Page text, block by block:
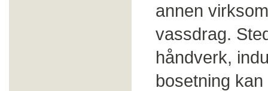
annen
vassdrag.
håndverk,
bosetning